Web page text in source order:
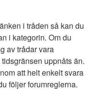
i tråden så kan du
i kategorin. Om du
av trådar vara
uppnåts än.
att helt enkelt svara
följer forumreglerna.